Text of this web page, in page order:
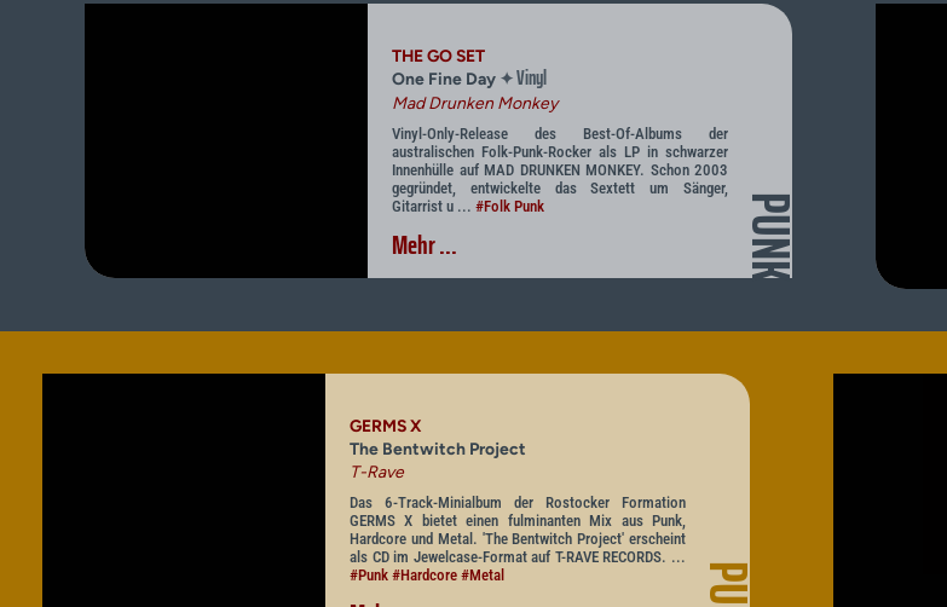
PUNK
THE GO SET
One Fine Day ✦Vinyl
Mad Drunken Monkey
Vinyl-Only-Release des Best-Of-Albums der
australischen Folk-Punk-Rocker als LP in schwarzer
Innenhülle auf MAD DRUNKEN MONKEY. Schon 2003
gegründet, entwickelte das Sextett um Sänger,
Gitarrist u ... #Folk Punk
Mehr ...
GERMS X
The Bentwitch Project
T-Rave
Das 6-Track-Minialbum der Rostocker Formation
GERMS X bietet einen fulminanten Mix aus Punk,
Hardcore und Metal. 'The Bentwitch Project' erscheint
als CD im Jewelcase-Format auf T-RAVE RECORDS. ...
#Punk #Hardcore #Metal